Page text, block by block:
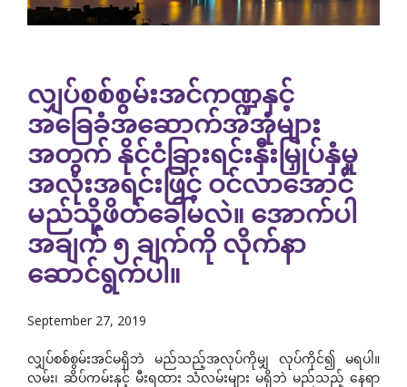
လျှပ်စစ်စွမ်းအင်ကဏ္ဍနှင့်
အခြေခံအဆောက်အအုံများ
အတွက် နိုင်ငံခြားရင်းနှီးမြှုပ်နှံမှု
အလုံးအရင်းဖြင့် ဝင်လာအောင်
မည်သို့ဖိတ်ခေါ်မလဲ။ အောက်ပါ
အချက် ၅ ချက်ကို လိုက်နာ
ဆောင်ရွက်ပါ။
September 27, 2019
လျှပ်စစ်စွမ်းအင်မရှိဘဲ မည်သည့်အလုပ်ကိုမျှ လုပ်ကိုင်၍ မရပါ။
လမ်း၊ ဆိပ်ကမ်းနှင့် မီးရထား သံလမ်းများ မရှိဘဲ မည်သည့် နေရာ